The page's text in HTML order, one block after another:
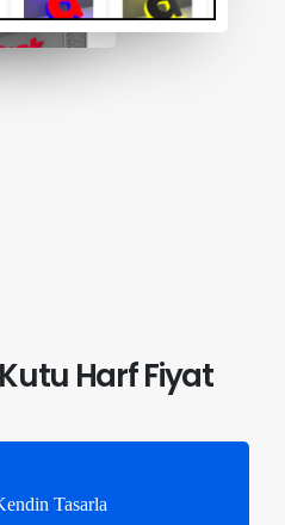
Harf Fiyat
Tasarla